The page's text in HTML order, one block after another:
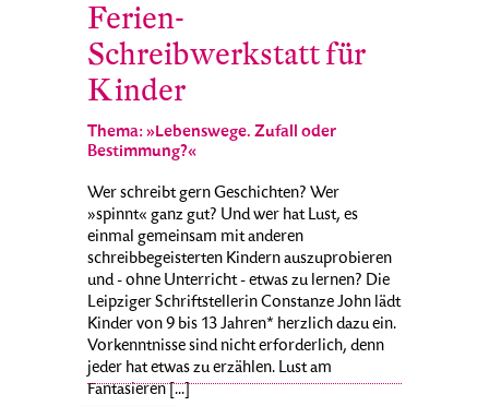
Ferien-
Schreibwerkstatt für
Kinder
Thema: »Lebenswege. Zufall oder
Bestimmung?«
Wer schreibt gern Geschichten? Wer
»spinnt« ganz gut? Und wer hat Lust, es
einmal gemeinsam mit anderen
schreibbegeisterten Kindern auszuprobieren
und - ohne Unterricht - etwas zu lernen? Die
Leipziger Schriftstellerin Constanze John lädt
Kinder von 9 bis 13 Jahren* herzlich dazu ein.
Vorkenntnisse sind nicht erforderlich, denn
jeder hat etwas zu erzählen. Lust am
Fantasieren [...]